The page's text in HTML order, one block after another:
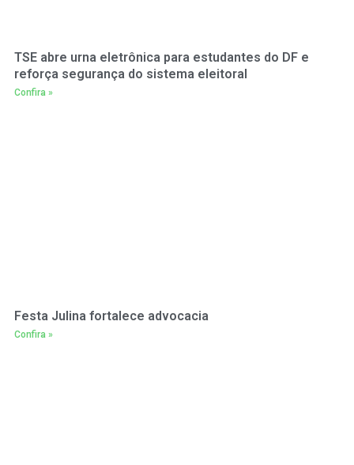
TSE abre urna eletrônica para estudantes do DF e
reforça segurança do sistema eleitoral
Confira »
Festa Julina fortalece advocacia
Confira »